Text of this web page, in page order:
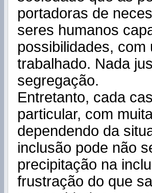
portadoras de
seres humanos
possibilidades,
trabalhado. Nada
segregação.
Entretanto, cada
particular, com
dependendo da
inclusão pode não
precipitação na
frustração do que